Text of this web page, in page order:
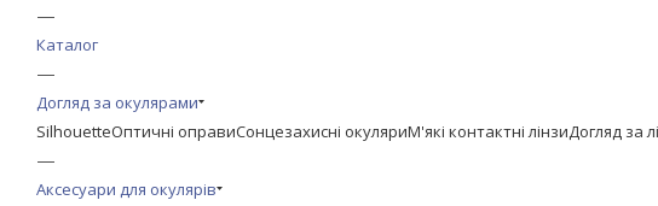
—
Каталог
—
Догляд за окулярами
SilhouetteОптичні оправиСонцезахисні окуляриМ'які контактні лінзиДогляд за
—
Аксесуари для окулярів